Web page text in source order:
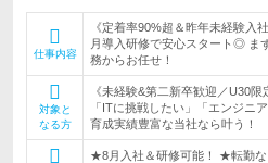
仕事内容
《定着率90%超＆昨年未経験入
月導入研修で安心スタート◎ ま
務からお任せ！
対象と
なる方
《未経験&第二新卒歓迎／U30
「ITに挑戦したい」「エンジニ
育成実績豊富な当社なら叶う！
★8月入社＆研修可能！ ★転勤